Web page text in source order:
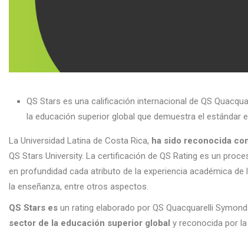
QS Stars es una calificación internacional de QS
la educación superior global que demuestra el estándar
La Universidad Latina de Costa Rica, ha sido reconocida
QS Stars University. La certificación de QS Rating es un
en profundidad cada atributo de la experiencia académica
la enseñanza, entre otros aspectos.
QS Stars es un rating elaborado por QS Quacquarelli
sector de la educación superior global y reconocida por la